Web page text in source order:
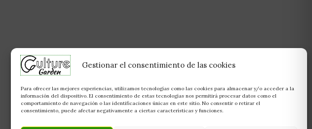
Gestionar el consentimiento de las cookies
Para ofrecer las mejores experiencias, utilizamos tecnologías como las cookies para almacenar y/o acceder a la
información del dispositivo. El consentimiento de estas tecnologías nos permitirá procesar datos como el
comportamiento de navegación o las identificaciones únicas en este sitio. No consentir o retirar el
consentimiento, puede afectar negativamente a ciertas características y funciones.